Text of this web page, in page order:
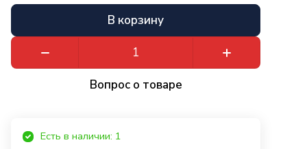
В корзину
Вопрос о товаре
Есть в наличии: 1